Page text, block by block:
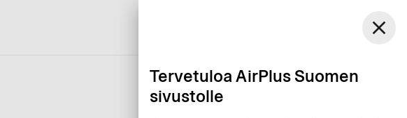
Kirjaudu
close
Tervetuloa AirPlus Suomen
sivustolle